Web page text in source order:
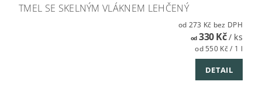
TMEL SE SKELNÝM VLÁKNEM LEHČENÝ
od 273 Kč bez DPH
od330 Kč/ ks
od 550 Kč / 1 l
DETAIL